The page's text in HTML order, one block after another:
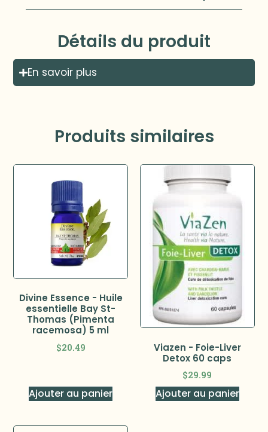
Détails du produit
En savoir plus
Produits similaires
Divine Essence - Huile
essentielle Bay St-
Thomas (Pimenta
racemosa) 5 ml
$20.49
Ajouter au panier
Viazen - Foie-Liver
Detox 60 caps
$29.99
Ajouter au panier